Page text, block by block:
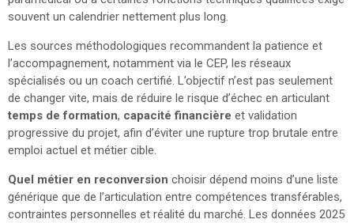
souvent un calendrier nettement plus long.
Les sources méthodologiques recommandent la patience et
l’accompagnement, notamment via le CEP, les réseaux
spécialisés ou un coach certifié. L’objectif n’est pas seulement
de changer vite, mais de réduire le risque d’échec en articulant
temps de formation, capacité financière et validation
progressive du projet, afin d’éviter une rupture trop brutale entre
emploi actuel et métier cible.
Quel métier en reconversion choisir dépend moins d’une liste
générique que de l’articulation entre compétences transférables,
contraintes personnelles et réalité du marché. Les données 2025